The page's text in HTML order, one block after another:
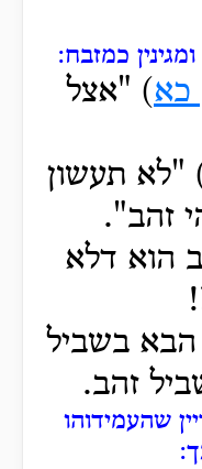
כמזבח:
כא) "אצל
) "לא תעשון
זהב".
הוא דלא
בשביל
זהב.
שהעמידוהו